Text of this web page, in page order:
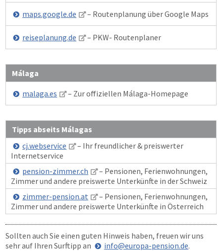
maps.google.de
– Routenplanung über Google Maps
reiseplanung.de – PKW- Routenplaner
Málaga
malaga.es – Zur offiziellen Málaga-Homepage
Tipps abseits Málagas
cj.webservice
– Ihr freundlicher & preiswerter
Internetservice
pension-zimmer.ch
– Pensionen, Ferienwohnungen,
Zimmer und andere preiswerte Unterkünfte in der Schweiz
zimmer-pension.at
– Pensionen, Ferienwohnungen,
Zimmer und andere preiswerte Unterkünfte in Österreich
Sollten auch Sie einen guten Hinweis haben, freuen wir uns
sehr auf Ihren Surftipp an
info@europa-pension.de.